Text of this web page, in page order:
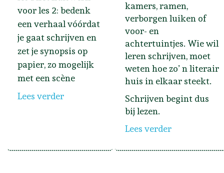
voor les 2: bedenk
een verhaal vóórdat
je gaat schrijven en
zet je synopsis op
papier, zo mogelijk
met een scène
Lees verder
kamers, ramen,
verborgen luiken of
voor- en
achtertuintjes. Wie wil
leren schrijven, moet
weten hoe zo’ n literair
huis in elkaar steekt.
Schrijven begint dus
bij lezen.
Lees verder